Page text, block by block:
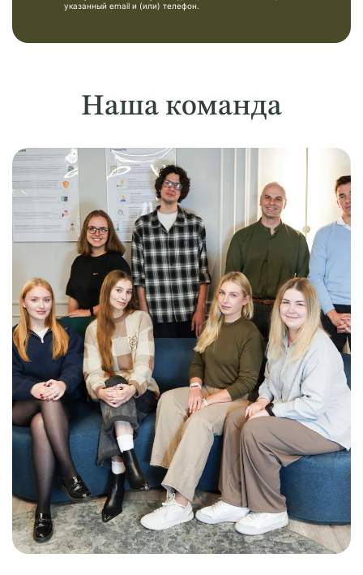
указанный email и (или) телефон.
Наша команда